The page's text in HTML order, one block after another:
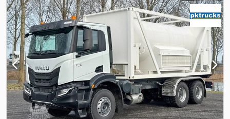
mm, toplam genişlik:2.500 mm, toplam yükseklik:3.480 mm,
yükleme alanı hacmi:11 m³, Üretim yılı: 2025, Donanım:klima, = Ek
Seçenekler ve Aksesuarlar = - Yaprak yaylı süspansiyon - Rüzgarlık
Cedpezq D Tysfx Agujrf - Güç Aktarma Organı (PTO) = Ek Bilgiler =
Teknik Bilgiler Silindir sayısı: 6 Motor hacmi: 12.882 cc Şanzıman
Şanzıman: ZF16TX2240TO, Otomatik Aks Konfigürasyonu Lastik
ölçüsü: 14.00R20 Frenler: Kampana frenler Süspansiyon: Yaprak
yaylı süspansiyon Ön aks: Direksiyonlu Ağırlıklar Boş ağırlık: 10.400
kg Yük kapasitesi: 9.600 kg Toplam ağırlık: 20.000 kg Fonksiyonel
Üstyapı markası: Ravasini Hazne sayısı: 1 Pompa: Evet Hortumlar:
Evet